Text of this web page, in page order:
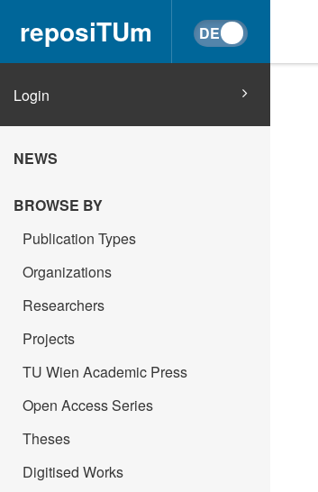
reposiTUm
Login
NEWS
BROWSE BY
Publication Types
Organizations
Researchers
Projects
TU Wien Academic Press
Open Access Series
Theses
Digitised Works